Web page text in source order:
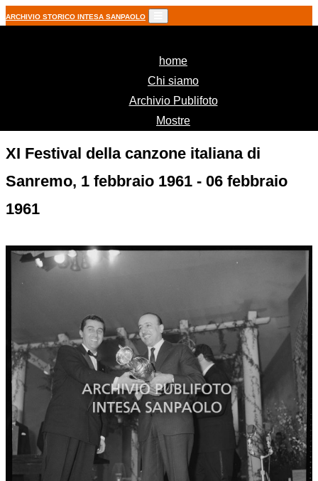
ARCHIVIO STORICO INTESA SANPAOLO
home(current)
Chi siamo
Archivio Publifoto
Mostre
XI Festival della canzone italiana di
Sanremo, 1 febbraio 1961 - 06 febbraio
1961